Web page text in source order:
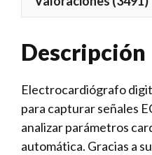
Descripción
Electrocardiógrafo
para capturar señales
analizar parámetros
automática. Gracias a